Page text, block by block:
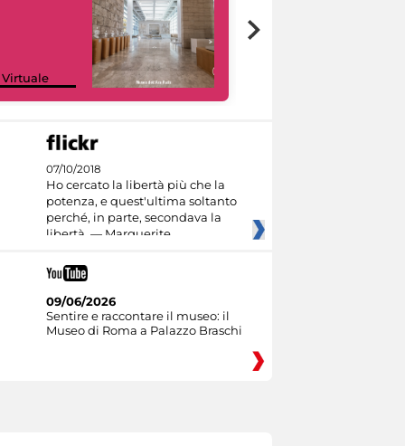
Virtuale
07/10/2018
Ho cercato la libertà più che la
potenza, e quest'ultima soltanto
perché, in parte, secondava la
libertà. — Marguerite
09/06/2026
Sentire e raccontare il museo: il
Museo di Roma a Palazzo Braschi